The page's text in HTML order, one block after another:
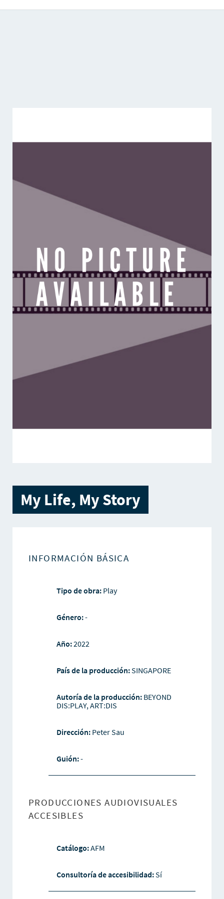
My Life, My Story
INFORMACIÓN BÁSICA
Tipo de obra:Play
Género:-
Año:2022
País de la producción:SINGAPORE
Autoría de la producción: BEYOND
DIS:PLAY, ART:DIS
Dirección: Peter Sau
Guión:-
PRODUCCIONES AUDIOVISUALES
ACCESIBLES
Catálogo:AFM
Consultoría de accesibilidad:Sí